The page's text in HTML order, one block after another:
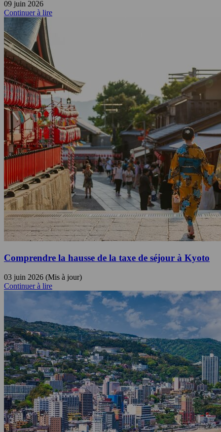
09 juin 2026
Continuer à lire
Comprendre la hausse de la taxe de séjour à Kyoto
03 juin 2026 (Mis à jour)
Continuer à lire